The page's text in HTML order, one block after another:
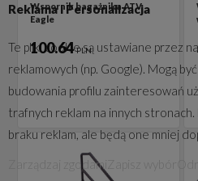
Wspornik bagażnika ATV
Eagle
100.64PLN
Reklama i Personalizacja
Te pliki cookie są ustawiane przez
reklamowych (np. Google). Mogą
budowania profilu zainteresowań
trafnych reklam na innych
braku reklam, ale będą one mniej
Zarządzaj zgodami